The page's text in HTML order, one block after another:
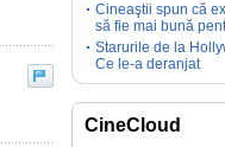
Cineaştii spun că
să fie mai bună
Starurile de la
Ce le-a deranjat
CineCloud